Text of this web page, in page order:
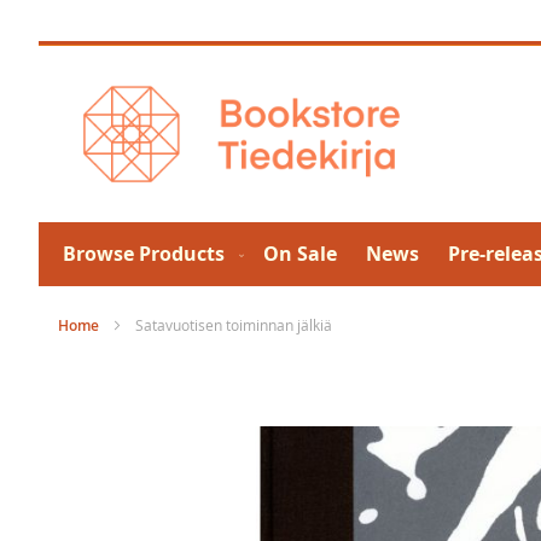
to
Browse Products On Sale News Pre-
Home Satavuotisen toiminnan jälkiä